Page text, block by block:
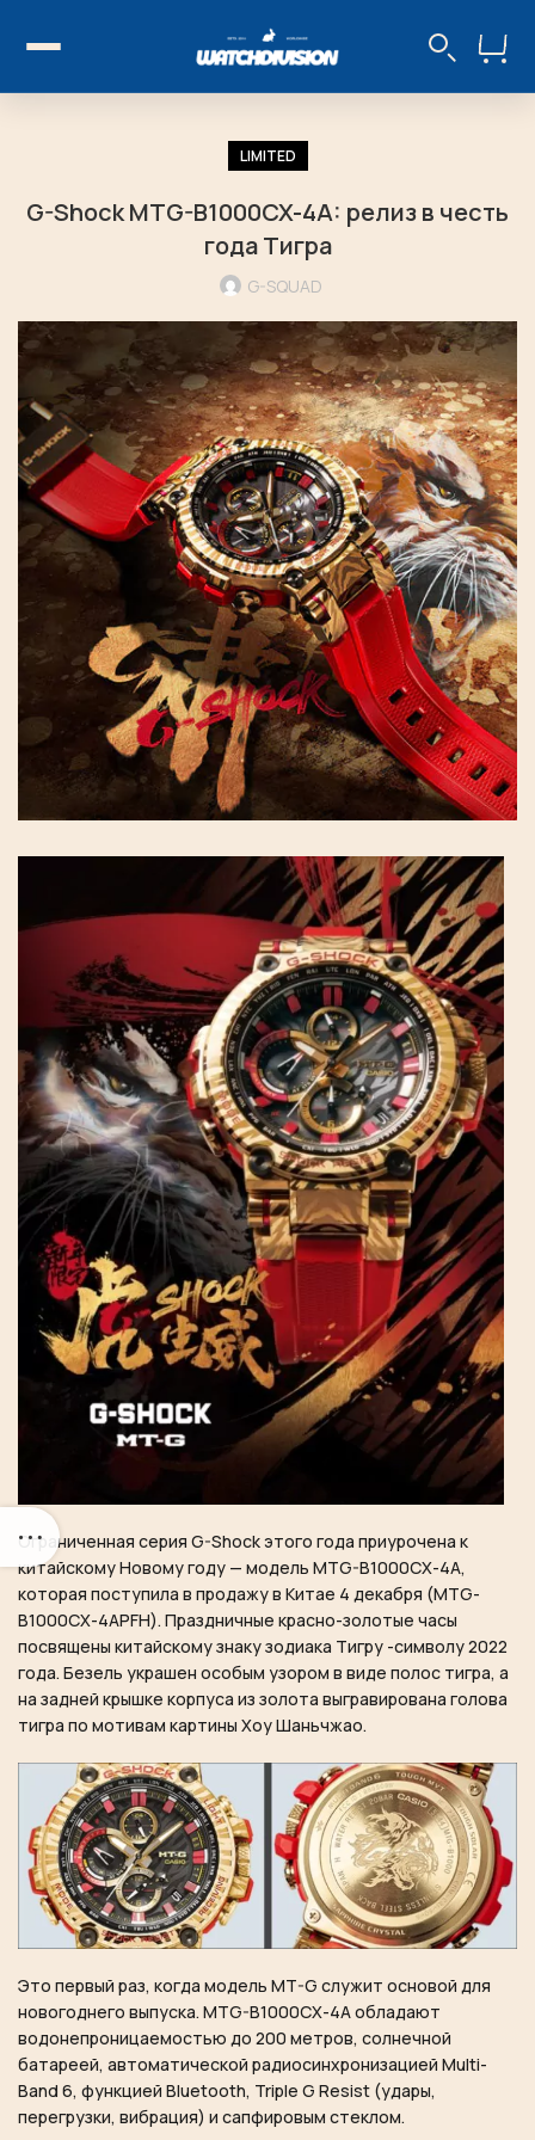
LIMITED
G-Shock MTG-B1000CX-4A: релиз в честь
года Тигра
G-SQUAD
Ограниченная серия G-Shock этого года приурочена к
китайскому Новому году — модель MTG-B1000CX-4A,
которая поступила в продажу в Китае 4 декабря (MTG-
B1000CX-4APFH). Праздничные красно-золотые часы
посвящены китайскому знаку зодиака Тигру -символу 2022
года. Безель украшен особым узором в виде полос тигра, а
на задней крышке корпуса из золота выгравирована голова
тигра по мотивам картины Хоу Шаньчжао.
Это первый раз, когда модель MT-G служит основой для
новогоднего выпуска. MTG-B1000CX-4A обладают
водонепроницаемостью до 200 метров, солнечной
батареей, автоматической радиосинхронизацией Multi-
Band 6, функцией Bluetooth, Triple G Resist (удары,
перегрузки, вибрация) и сапфировым стеклом.